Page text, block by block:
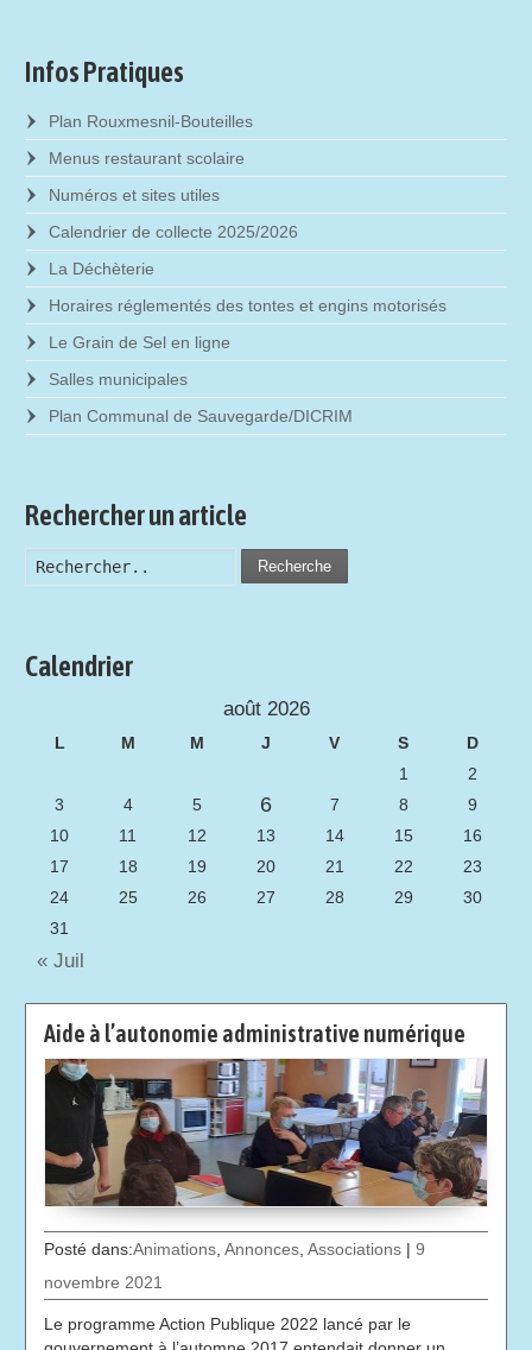
Aide à l’autonomie administrative numérique
Posté dans:Animations,Annonces,Associations | 9
novembre 2021
Le programme Action Publique 2022 lancé par le
Infos Pratiques
Plan Rouxmesnil-Bouteilles
Menus restaurant scolaire
Numéros et sites utiles
Calendrier de collecte 2025/2026
La Déchèterie
Horaires réglementés des tontes et engins motorisés
Le Grain de Sel en ligne
Salles municipales
Plan Communal de Sauvegarde/DICRIM
Rechercher un article
Recherche
Calendrier
août 2026
L M M J V S
D
1
2
3
4 5 6 7 8
9
10
11 12 13 14 15
16
17
18 19 20 21 22
23
24
25 26 27 28 29
30
31
« Juil